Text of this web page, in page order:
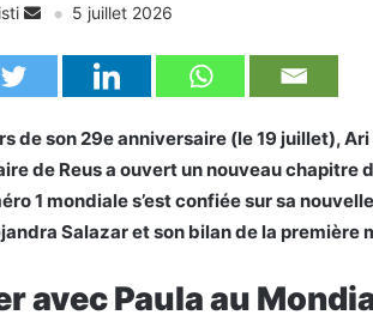
5 juillet 2026
de son 29e anniversaire (le 19 juillet),
de Reus a ouvert un nouveau
1 mondiale s’est confiée sur sa
Salazar et son bilan de la première
avec Paula au